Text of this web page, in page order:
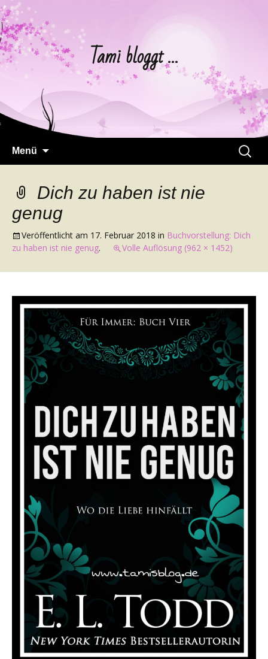
Tami bloggt …
Menü
Suchen
nach:
Dich zu haben ist nie
genug
Veröffentlicht am 17. Februar 2018 in Buchvorstellung: Dich
zu haben ist nie genug. Volle Auflösung (962 × 1452)